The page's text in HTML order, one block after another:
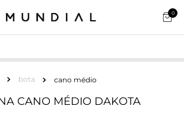
0
bota cano médio
CANO MÉDIO DAKOTA